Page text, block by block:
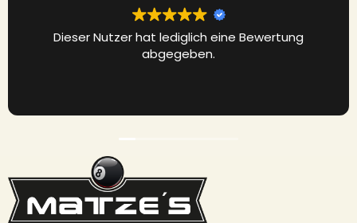
Dieser Nutzer hat lediglich eine Bewertung
abgegeben.